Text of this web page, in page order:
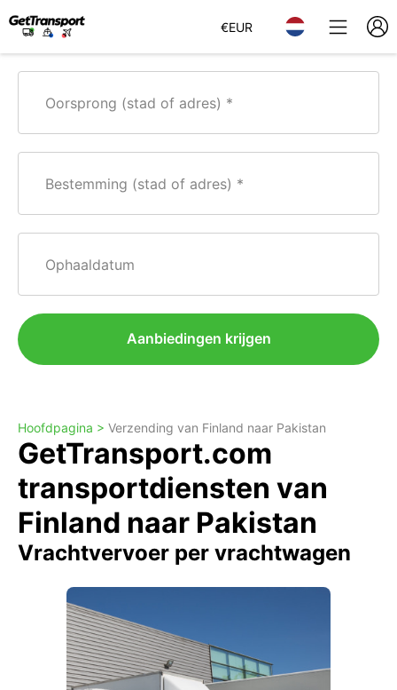
€EUR
Oorsprong (stad of adres)
Bestemming (stad of adres)
Ophaaldatum
Aanbiedingen krijgen
Hoofdpagina > Verzending van Finland naar Pakistan
GetTransport.com
transportdiensten van
Finland naar Pakistan
Vrachtvervoer per vrachtwagen